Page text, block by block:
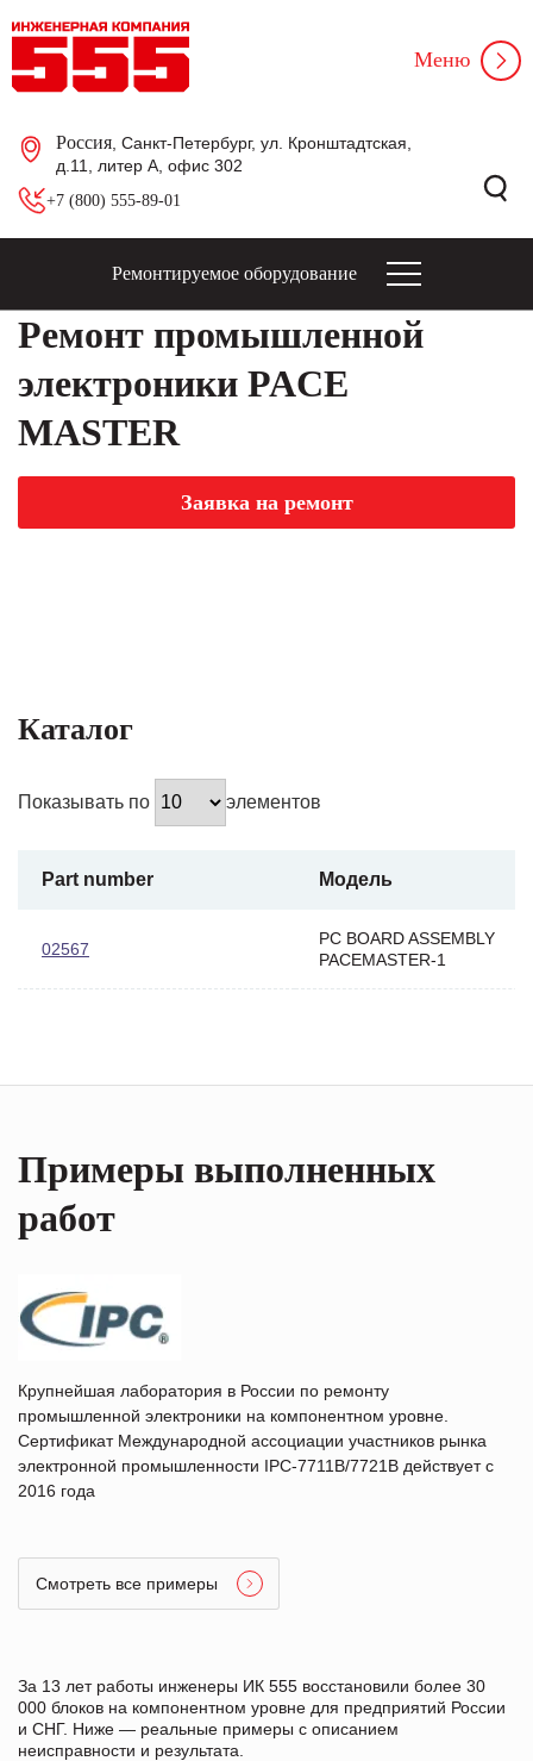
Россия , Санкт-Петербург, ул. Кронштадтская,
д.11, литер А, офис 302
+7 (800) 555-89-01
Меню
Ремонтируемое оборудование
Ремонт промышленной
электроники PACE
MASTER
Заявка на ремонт
Каталог
Показывать по элементов
Part number Модель
02567
PC BOARD ASSEMBLY
PACEMASTER-1
Примеры выполненных
работ
Крупнейшая лаборатория в России по ремонту
промышленной электроники на компонентном уровне.
Сертификат Международной ассоциации участников рынка
электронной промышленности IPC-7711B/7721B действует с
2016 года
Смотреть все примеры
За 13 лет работы инженеры ИК 555 восстановили более 30
000 блоков на компонентном уровне для предприятий России
и СНГ. Ниже — реальные примеры с описанием
неисправности и результата.